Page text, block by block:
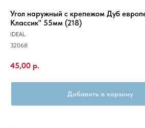
Угол наружный с крепежом Дуб
Классик" 55мм (218)
IDEAL
32068
45,00 р.
Добавить в корзину